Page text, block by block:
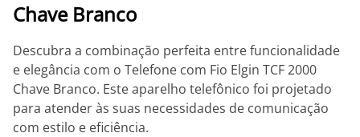
Chave Branco
Descubra a combinação perfeita entre funcionalidade
e elegância com o Telefone com Fio Elgin TCF 2000
Chave Branco. Este aparelho telefônico foi projetado
para atender às suas necessidades de comunicação
com estilo e eficiência.